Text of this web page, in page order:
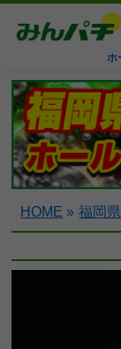
ホ
HOME » 福岡県